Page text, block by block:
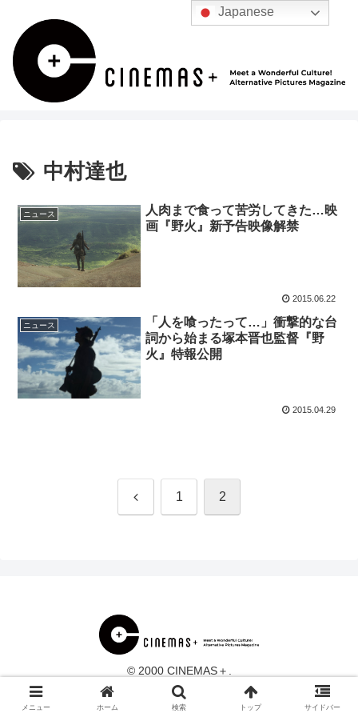
中村達也
ニュース
人肉まで食って苦労してきた…映
画『野火』新予告映像解禁
2015.06.22
ニュース
「人を喰ったって…」衝撃的な台
詞から始まる塚本晋也監督『野
火』特報公開
2015.04.29
前 1 2
© 2000 CINEMAS＋.
メニュー ホーム 検索 トップ サイドバー
Japanese